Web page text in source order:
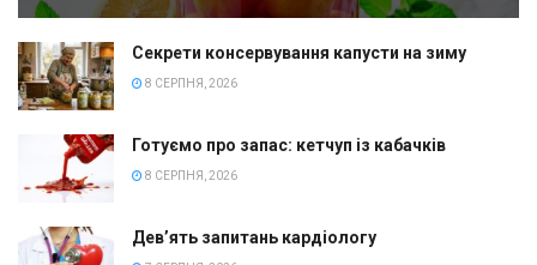
Секрети консервування капусти на зиму
8 СЕРПНЯ, 2026
Готуємо про запас: кетчуп із кабачків
8 СЕРПНЯ, 2026
Дев’ять запитань кардіологу